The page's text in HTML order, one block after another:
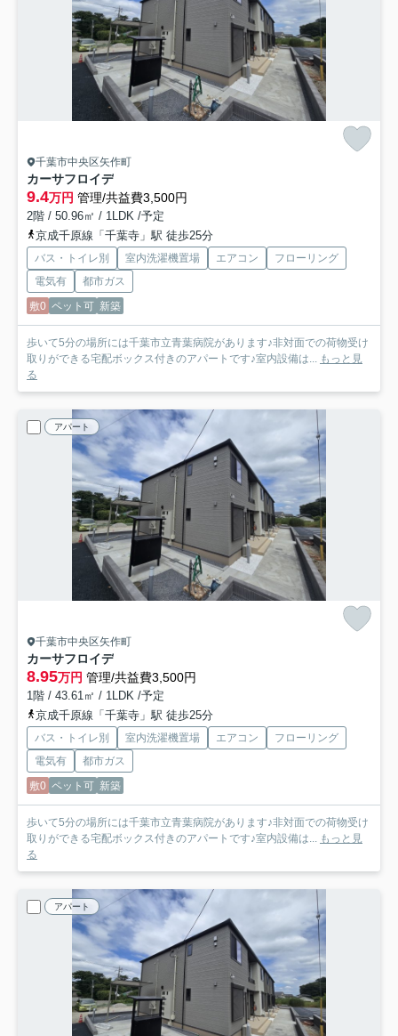
千葉市中央区矢作町
カーサフロイデ
9.4万円 管理/共益費3,500円
2階 / 50.96㎡ / 1LDK /予定
京成千原線「千葉寺」駅 徒歩25分
バス・トイレ別 室内洗濯機置場 エアコン
フローリング
電気有
都市ガス
敷0 ペット可 新築
歩いて5分の場所には千葉市立青葉病院があります♪非対面での荷物受け
取りができる宅配ボックス付きのアパートです♪室内設備は... もっと見
る
アパート
千葉市中央区矢作町
カーサフロイデ
8.95万円 管理/共益費3,500円
1階 / 43.61㎡ / 1LDK /予定
京成千原線「千葉寺」駅 徒歩25分
バス・トイレ別 室内洗濯機置場 エアコン
フローリング
電気有
都市ガス
敷0 ペット可 新築
歩いて5分の場所には千葉市立青葉病院があります♪非対面での荷物受け
取りができる宅配ボックス付きのアパートです♪室内設備は... もっと見
る
アパート